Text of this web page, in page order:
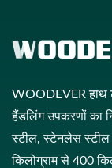
WOODEVER हाथ
हैंडलिंग उपकरणों का
स्टील, स्टेनलेस स्टील
किलोग्राम से 400